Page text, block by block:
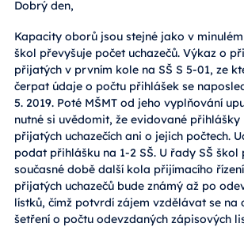
Dobrý den,
Kapacity oborů jsou stejné jako v
škol převyšuje počet uchazečů. Výkaz o
přijatých v prvním kole na SŠ S 5-01, ze
čerpat údaje o počtu přihlášek se
5. 2019. Poté MŠMT od jeho vyplňování
nutné si uvědomit, že evidované
přijatých uchazečích ani o jejich počtech.
podat přihlášku na 1-2 SŠ. U řady SŠ škol
současné době další kola přijímacího
přijatých uchazečů bude známý až po
lístků, čímž potvrdí zájem vzdělávat se na
šetření o počtu odevzdaných zápisových